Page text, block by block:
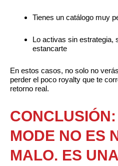
Tienes un catálogo muy
Lo activas sin estrategia,
estancarte
En estos casos, no solo no
perder el poco royalty que te
retorno real.
MODE NO ES
MALO. ES UNA